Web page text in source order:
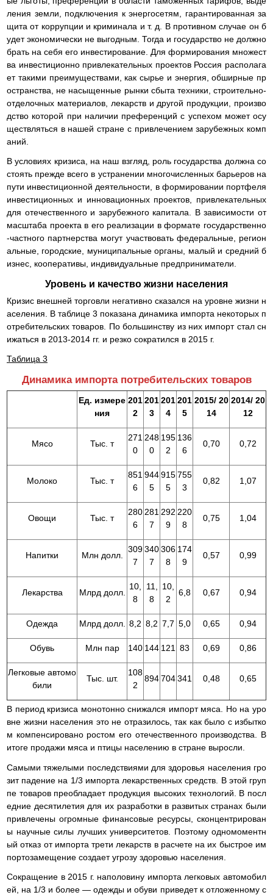
ления земли, подключения к энергосетям, гарантированная за
щита от коррупции и криминала и т. д. В противном случае он б
удет экономически не выгодным. Тогда и государство не должно
брать на себя его инвестирование. Для формирования множест
ва инвестиционно привлекательных проектов Россия располага
ет такими преимуществами, как сырье и энергия, обширные пр
остранства, не насыщенные рынки сбыта техники, строительно-
отделочных материалов, лекарств и другой продукции, произво
дство которой при наличии преференций с успехом может осу
ществляться в нашей стране с привлечением зарубежных комп
аний.
В условиях кризиса, на наш взгляд, роль государства должна со
стоять прежде всего в устранении многочисленных барьеров на
пути инвестиционной деятельности, в формировании портфеля
инвестиционных и инновационных проектов, привлекательных
для отечественного и зарубежного капитала. В зависимости от
масштаба проекта в его реализации в формате государственно
-частного партнерства могут участвовать федеральные, регион
альные, городские, муниципальные органы, малый и средний б
изнес, кооперативы, индивидуальные предприниматели.
Уровень и качество жизни населения
Кризис внешней торговли негативно сказался на уровне жизни н
аселения. В таблице 3 показана динамика импорта некоторых п
отребительских товаров. По большинству из них импорт стал сн
ижаться в 2013-2014 гг. и резко сократился в 2015 г.
Таблица 3
Динамика импорта потребительских товаров
Ед. измере
ния
201
2
201
3
201
4
201
5
2015/ 20
14
2014/ 20
12
Мясо Тыс. т
271
0
248
0
195
2
136
6
0,70 0,72
Молоко Тыс. т
851
6
944
5
915
5
755
3
0,82 1,07
Овощи Тыс. т
280
6
281
7
292
9
220
8
0,75 1,04
Напитки Млн долл.
309
7
340
7
306
8
174
9
0,57 0,99
Лекарства Млрд долл.
10,
8
11,
8
10,
2
6,8 0,67 0,94
Одежда Млрд долл. 8,2 8,2 7,7 5,0 0,65 0,94
Обувь Млн пар 140 144 121 83 0,69 0,86
Легковые автомо
били
Тыс. шт.
108
2
894704341 0,48 0,65
В период кризиса монотонно снижался импорт мяса. Но на уро
вне жизни населения это не отразилось, так как было с избытко
м компенсировано ростом его отечественного производства. В
итоге продажи мяса и птицы населению в стране выросли.
Самыми тяжелыми последствиями для здоровья населения гро
зит падение на 1/3 импорта лекарственных средств. В этой груп
пе товаров преобладает продукция высоких технологий. В посл
едние десятилетия для их разработки в развитых странах были
привлечены огромные финансовые ресурсы, сконцентрирован
ы научные силы лучших университетов. Поэтому одномоментн
ый отказ от импорта трети лекарств в расчете на их быстрое им
портозамещение создает угрозу здоровью населения.
Сокращение в 2015 г. наполовину импорта легковых автомобил
ей, на 1/3 и более — одежды и обуви приведет к отложенному с